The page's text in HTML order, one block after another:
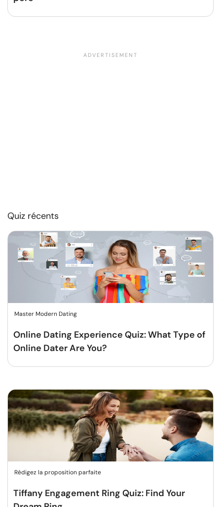
Quiz récents
Master Modern Dating
Online Dating Experience Quiz: What Type of
Online Dater Are You?
Rédigez la proposition parfaite
Tiffany Engagement Ring Quiz: Find Your